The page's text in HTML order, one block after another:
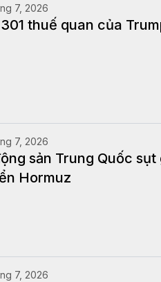
7, 2026
thuế quan của
7, 2026
sản Trung Quốc
Hormuz
7, 2026